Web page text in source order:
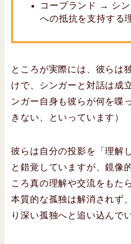
コープランド → シン
への抵抗を支持する
ところが実際には、彼らは
けで、シンガーと対話は成
ンガー自身も彼らが何を喋
きない、といっています）
彼らは自分の投影を「理解
と錯覚していますが、鏡像
ころ真の理解や交流をもた
本質的な孤独は解消されず
り深い孤独へと追い込んで